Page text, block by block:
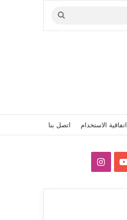
بحث
عن
اتفاقية الاستخدام اتصل بنا
‫YouTubeانستقرام